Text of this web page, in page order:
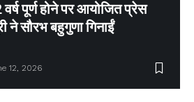
पूर्ण होने पर आयोजित प्रेस
ने सौरभ बहुगुणा गिनाईं
12, 2026